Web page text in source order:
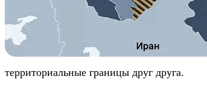
территориальные границы друг друга.